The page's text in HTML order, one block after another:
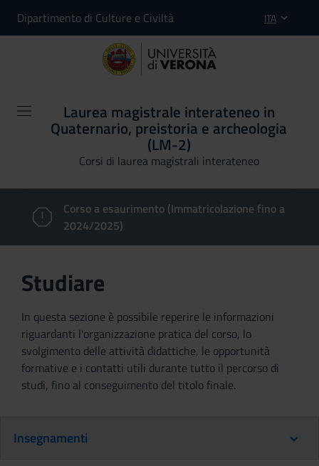
Dipartimento di Culture e Civiltà ITA
Laurea magistrale interateneo in
Quaternario, preistoria e archeologia
(LM-2)
Corsi di laurea magistrali interateneo
Corso a esaurimento (Immatricolazione fino a
2024/2025)
Studiare
In questa sezione è possibile reperire le informazioni
riguardanti l'organizzazione pratica del corso, lo
svolgimento delle attività didattiche, le opportunità
formative e i contatti utili durante tutto il percorso di
studi, fino al conseguimento del titolo finale.
Insegnamenti